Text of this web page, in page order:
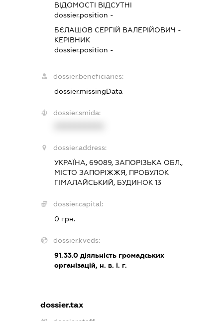
ВІДОМОСТІ ВІДСУТНІ
dossier.position -
БЄЛАШОВ СЕРГІЙ ВАЛЕРІЙОВИЧ -
КЕРІВНИК
dossier.position -
dossier.beneficiaries:
dossier.missingData
dossier.smida:
dossier.address:
УКРАЇНА, 69089, ЗАПОРІЗЬКА ОБЛ.,
МІСТО ЗАПОРІЖЖЯ, ПРОВУЛОК
ГІМАЛАЙСЬКИЙ, БУДИНОК 13
dossier.capital:
0 грн.
dossier.kveds:
91.33.0діяльність громадських
організацій, н. в. і. г.
dossier.tax